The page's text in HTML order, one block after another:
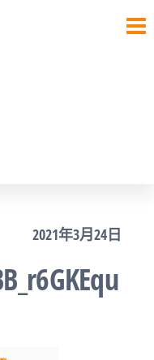
2021年3月24日